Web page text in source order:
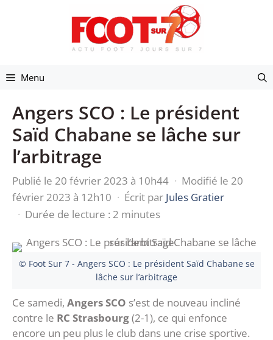
Menu
Angers SCO : Le président
Saïd Chabane se lâche sur
l’arbitrage
Publié le 20 février 2023 à 10h44 · Modifié le 20
février 2023 à 12h10 · Écrit par Jules Gratier
· Durée de lecture : 2 minutes
© Foot Sur 7 - Angers SCO : Le président Saïd Chabane se
lâche sur l’arbitrage
Ce samedi, Angers SCO s’est de nouveau incliné
contre le RC Strasbourg(2-1), ce qui enfonce
encore un peu plus le club dans une crise sportive.